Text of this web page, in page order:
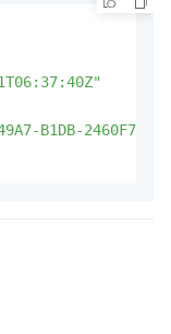
B1DB-